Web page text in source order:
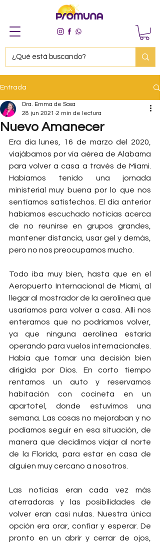
Entrada
Nuevo Amanecer
Dra. Emma de Sosa
28 jun 2021 2 min de lectura
Era día lunes, 16 de marzo del 2020,
viajábamos por vía aérea de Alabama
para volver a casa a través de Miami.
Habíamos tenido una jornada
ministerial muy buena por lo que nos
sentíamos satisfechos. El día anterior
habíamos escuchado noticias acerca
de no reunirse en grupos grandes,
mantener distancia, usar gel y demás,
pero no nos preocupamos mucho.
Todo iba muy bien, hasta que en el
Aeropuerto Internacional de Miami, al
llegar al mostrador de la aerolínea que
usaríamos para volver a casa. Allí nos
enteramos que no podríamos volver,
ya que ninguna aerolínea estaría
operando para vuelos internacionales.
Había que tomar una decisión bien
dirigida por Dios. En corto tiempo
rentamos un auto y reservamos
habitación con cocineta en un
apartotel, donde estuvimos una
semana. Las cosas no mejoraban y no
podíamos seguir en esa situación, de
manera que decidimos viajar al norte
de la Florida, para estar en casa de
alguien muy cercano a nosotros.
Las noticias eran cada vez más
aterradoras y las posibilidades de
volver eran casi nulas. Nuestra única
opción era orar, confiar y esperar. De
pronto en un abrir y cerrar de ojos,